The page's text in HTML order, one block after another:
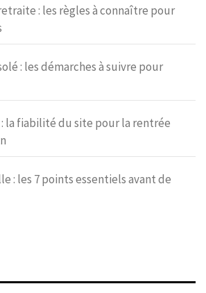
: les règles à connaître pour
: les démarches à suivre pour
la fiabilité du site pour la rentrée
: les 7 points essentiels avant de